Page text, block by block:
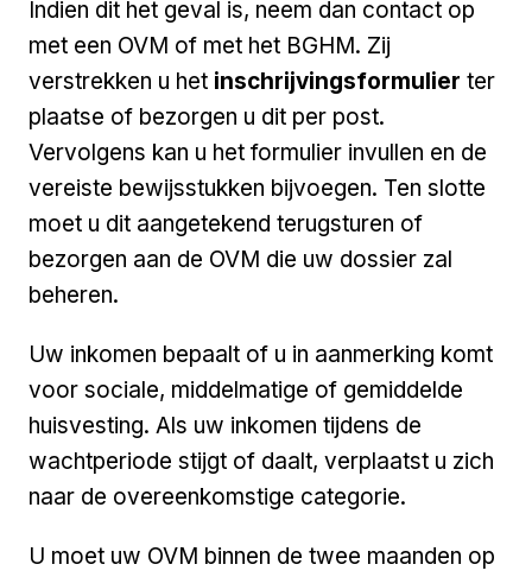
Indien dit het geval is, neem dan contact op
met een OVM of met het BGHM. Zij
verstrekken u het inschrijvingsformulier ter
plaatse of bezorgen u dit per post.
Vervolgens kan u het formulier invullen en de
vereiste bewijsstukken bijvoegen. Ten slotte
moet u dit aangetekend terugsturen of
bezorgen aan de OVM die uw dossier zal
beheren.
Uw inkomen bepaalt of u in aanmerking komt
voor sociale, middelmatige of gemiddelde
huisvesting. Als uw inkomen tijdens de
wachtperiode stijgt of daalt, verplaatst u zich
naar de overeenkomstige categorie.
U moet uw OVM binnen de twee maanden op